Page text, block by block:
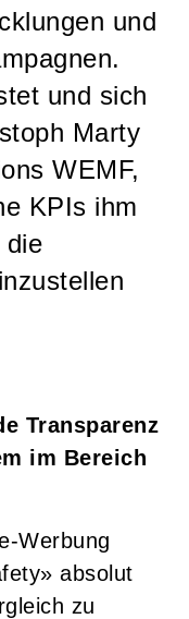
und
und sich
Marty
WEMF,
KPIs ihm
die
Transparenz
im Bereich
Werbung
absolut
zu